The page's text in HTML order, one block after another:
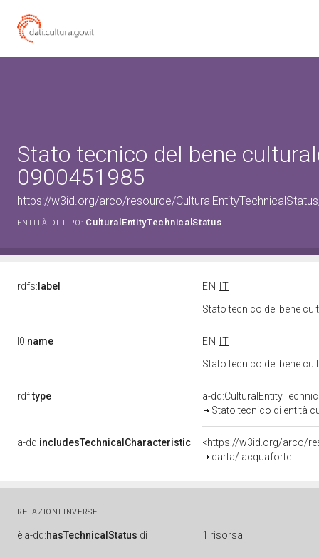
Stato tecnico del bene
0900451985
https://w3id.org/arco/resource/
ENTITÀ DI TIPO: CulturalEntityTechnicalStatus
rdfs: label EN
IT
Stato tecnico del bene
l0:name EN
IT
Stato tecnico del bene
rdf:type
a-
Stato tecnico di entità
a-dd:includesTechnicalCharacteristic
<https://w3id.org/arco/
carta/ acquaforte
RELAZIONI INVERSE
è a-dd:hasTechnicalStatus di 1 risorsa